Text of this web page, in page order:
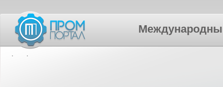
Международный